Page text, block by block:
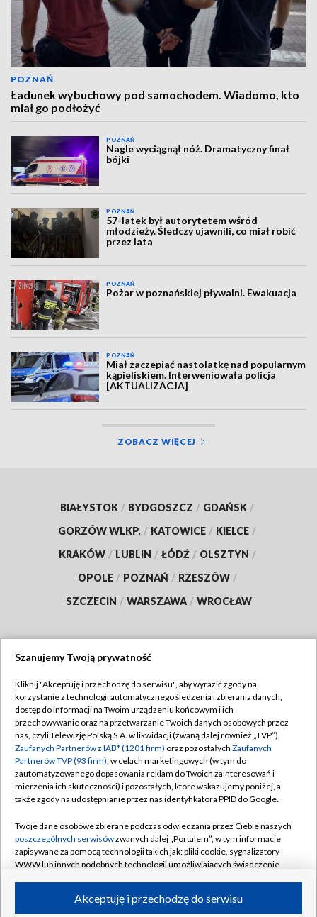
POZNAŃ
Ładunek wybuchowy pod samochodem. Wiadomo, kto
miał go podłożyć
POZNAŃ
Nagle wyciągnął nóż. Dramatyczny finał
bójki
POZNAŃ
57-latek był autorytetem wśród
młodzieży. Śledczy ujawnili, co miał robić
przez lata
POZNAŃ
Pożar w poznańskiej pływalni. Ewakuacja
POZNAŃ
Miał zaczepiać nastolatkę nad popularnym
kąpieliskiem. Interweniowała policja
[AKTUALIZACJA]
ZOBACZ WIĘCEJ
BIAŁYSTOK / BYDGOSZCZ / GDAŃSK /
GORZÓW WLKP. / KATOWICE / KIELCE /
KRAKÓW / LUBLIN / ŁÓDŹ / OLSZTYN /
OPOLE / POZNAŃ / RZESZÓW /
SZCZECIN / WARSZAWA / WROCŁAW
TVP
Abonament TVP
Emisja w TVP
Centrum informacji TVP
Naziemna Telewizja Cyfrowa
Rada Programowa
System NOS
Informacje o nadawcy
Program dla prasy
Regulamin TVP
Polityka prywatności
Moje zgody
Pomoc
Kontakt
Kanały
Szanujemy Twoją prywatność
Kliknij "Akceptuję i przechodzę do serwisu", aby wyrazić zgody na
korzystanie z technologii automatycznego śledzenia i zbierania danych,
dostęp do informacji na Twoim urządzeniu końcowym i ich
przechowywanie oraz na przetwarzanie Twoich danych osobowych przez
nas, czyli Telewizję Polską S.A. w likwidacji (zwaną dalej również „TVP”),
Zaufanych Partnerów z IAB* (1201 firm) oraz pozostałych Zaufanych
Partnerów TVP (93 firm), w celach marketingowych (w tym do
zautomatyzowanego dopasowania reklam do Twoich zainteresowań i
mierzenia ich skuteczności) i pozostałych, które wskazujemy poniżej, a
także zgody na udostępnianie przez nas identyfikatora PPID do Google.
Twoje dane osobowe zbierane podczas odwiedzania przez Ciebie naszych
poszczególnych serwisówzwanych dalej „Portalem”, w tym informacje
zapisywane za pomocą technologii takich jak: pliki cookie, sygnalizatory
WWW lub innych podobnych technologii umożliwiających świadczenie
ruchu w Internecie.Akceptuję i przechodzę do serwisu